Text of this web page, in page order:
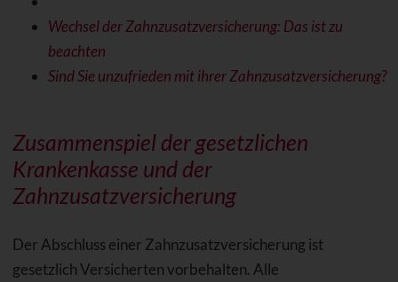
Wechsel der Zahnzusatzversicherung: Das ist zu
beachten
Sind Sie unzufrieden mit ihrer Zahnzusatzversicherung?
Zusammenspiel der gesetzlichen
Krankenkasse und der
Zahnzusatzversicherung
Der Abschluss einer Zahnzusatzversicherung ist
gesetzlich Versicherten vorbehalten. Alle